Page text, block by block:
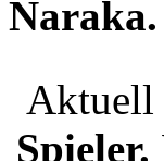
Naraka.
Aktuell
Spieler.